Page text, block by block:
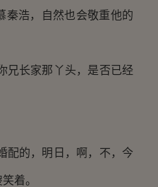
浩，自然也会敬重他的
长家那丫头，是否已经
的，明日，啊，不，今
着。